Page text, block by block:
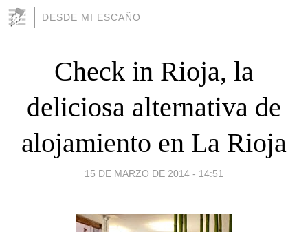
DESDE MI ESCAÑO
Check in Rioja, la
deliciosa alternativa de
alojamiento en La Rioja
15 DE MARZO DE 2014 - 14:51